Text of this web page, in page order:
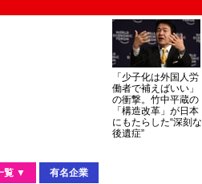
「少子化は外国人労
働者で補えばいい」
の衝撃。竹中平蔵の
「構造改革」が日本
にもたらした“深刻な
後遺症”
覧 ▼ 有名企業